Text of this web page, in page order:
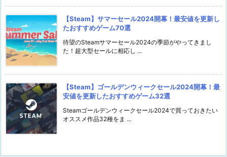
【Steam】サマーセール2024開幕！最安値を更新し
たおすすめゲーム70選
待望のSteamサマーセール2024の季節がやってきまし
た！超大型セールに相応し ...
【Steam】ゴールデンウィークセール2024開幕！最
安値を更新したおすすめゲーム32選
Steamゴールデンウィークセール2024で買っておきたい
オススメ作品32種をま ...